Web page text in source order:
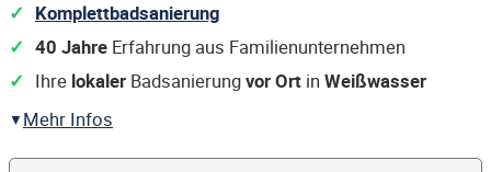
Komplettbadsanierung
40 Jahre Erfahrung aus Familienunternehmen
Ihre lokaler Badsanierungvor Ort in Weißwasser
Mehr Infos